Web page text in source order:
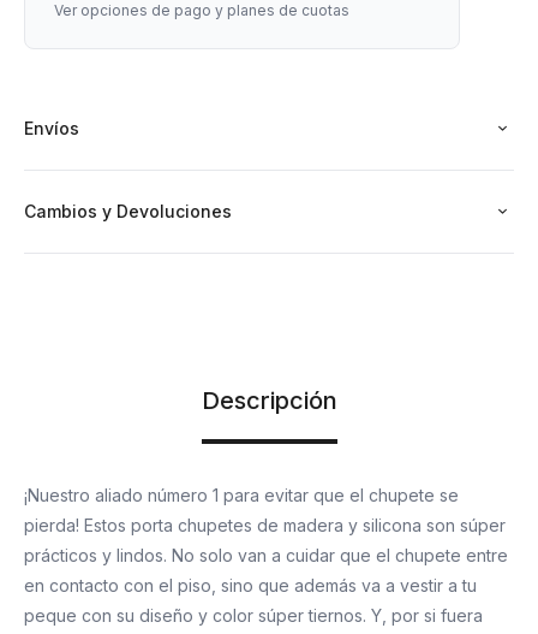
Ver opciones de pago y planes de cuotas
Envíos
Cambios y Devoluciones
Descripción
¡Nuestro aliado número 1 para evitar que el chupete se
pierda! Estos porta chupetes de madera y silicona son súper
prácticos y lindos. No solo van a cuidar que el chupete entre
en contacto con el piso, sino que además va a vestir a tu
peque con su diseño y color súper tiernos. Y, por si fuera